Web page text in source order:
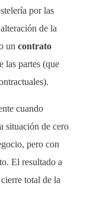
por las
de la
un contrato
las partes (que
cuando
situación de cero
pero con
El resultado a
total de la